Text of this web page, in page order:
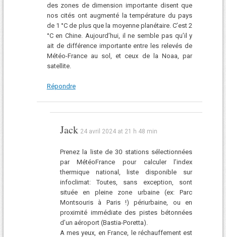
des zones de dimension importante disent que
nos cités ont augmenté la température du pays
de 1 °C de plus que la moyenne planétaire. C’est 2
°C en Chine. Aujourd’hui, il ne semble pas qu’il y
ait de différence importante entre les relevés de
Météo-France au sol, et ceux de la Noaa, par
satellite.
Répondre
Jack 24 avril 2024 at 21 h 48 min
Prenez la liste de 30 stations sélectionnées
par MétéoFrance pour calculer l’index
thermique national, liste disponible sur
infoclimat: Toutes, sans exception, sont
située en pleine zone urbaine (ex: Parc
Montsouris à Paris !) périurbaine, ou en
proximité immédiate des pistes bétonnées
d’un aéroport (Bastia-Poretta).
A mes yeux, en France, le réchauffement est